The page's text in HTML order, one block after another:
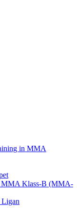
in MMA
MMA Klass-B (MMA-
Ligan